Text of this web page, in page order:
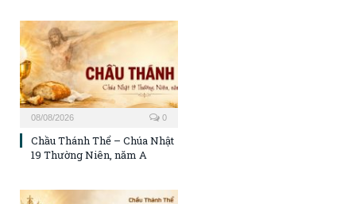
08/08/2026 0
Chầu Thánh Thể – Chúa Nhật
19 Thường Niên, năm A